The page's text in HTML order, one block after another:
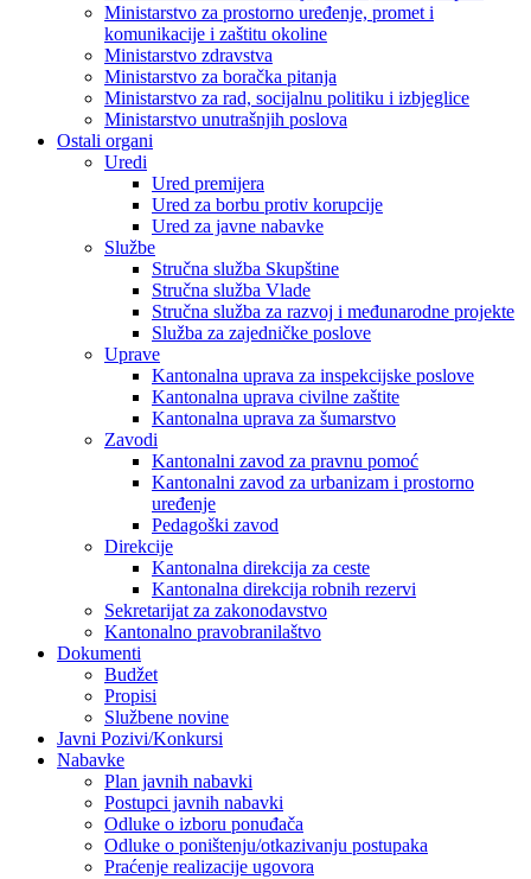
Ministarstvo za prostorno uređenje, promet i
komunikacije i zaštitu okoline
Ministarstvo zdravstva
Ministarstvo za boračka pitanja
Ministarstvo za rad, socijalnu politiku i izbjeglice
Ministarstvo unutrašnjih poslova
Ostali organi
Uredi
Ured premijera
Ured za borbu protiv korupcije
Ured za javne nabavke
Službe
Stručna služba Skupštine
Stručna služba Vlade
Stručna služba za razvoj i međunarodne projekte
Služba za zajedničke poslove
Uprave
Kantonalna uprava za inspekcijske poslove
Kantonalna uprava civilne zaštite
Kantonalna uprava za šumarstvo
Zavodi
Kantonalni zavod za pravnu pomoć
Kantonalni zavod za urbanizam i prostorno
uređenje
Pedagoški zavod
Direkcije
Kantonalna direkcija za ceste
Kantonalna direkcija robnih rezervi
Sekretarijat za zakonodavstvo
Kantonalno pravobranilaštvo
Dokumenti
Budžet
Propisi
Službene novine
Javni Pozivi/Konkursi
Nabavke
Plan javnih nabavki
Postupci javnih nabavki
Odluke o izboru ponuđača
Odluke o poništenju/otkazivanju postupaka
Praćenje realizacije ugovora